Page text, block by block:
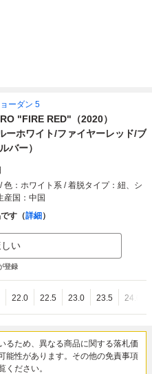
ーダン 5
"FIRE RED"（2020）
ーホワイト/ファイヤーレッド/ブ
バー）
色：ホワイト系 / 着脱タイプ：紐、シ
産国：中国
す（詳細 ）
い
登録
22.0 22.5 23.0 23.5 24.0
るため、異なる商品に関する落札価
能性があります。その他の免責事項
ください。